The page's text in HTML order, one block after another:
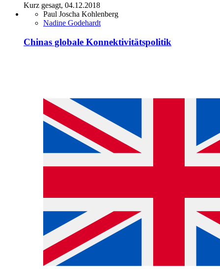
Kurz gesagt, 04.12.2018
Paul Joscha Kohlenberg
Nadine Godehardt
Chinas globale Konnektivitätspolitik